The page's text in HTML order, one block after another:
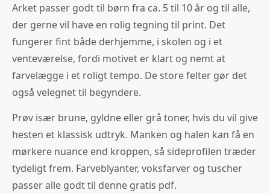
Arket passer godt til børn fra ca. 5 til 10 år og til alle,
der gerne vil have en rolig tegning til print. Det
fungerer fint både derhjemme, i skolen og i et
venteværelse, fordi motivet er klart og nemt at
farvelægge i et roligt tempo. De store felter gør det
også velegnet til begyndere.
Prøv især brune, gyldne eller grå toner, hvis du vil give
hesten et klassisk udtryk. Manken og halen kan få en
mørkere nuance end kroppen, så sideprofilen træder
tydeligt frem. Farveblyanter, voksfarver og tuscher
passer alle godt til denne gratis pdf.